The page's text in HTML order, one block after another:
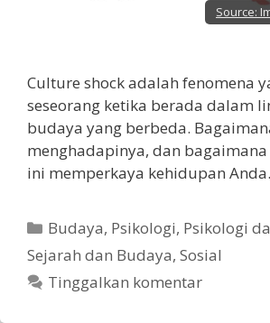
Source:
Culture shock adalah fenomena
seseorang ketika berada dalam
budaya yang berbeda.
menghadapinya, dan
ini memperkaya kehidupan Anda.
Kategori
Budaya, Psikologi, Psikologi
Sejarah dan Budaya, Sosial
Tinggalkan komentar